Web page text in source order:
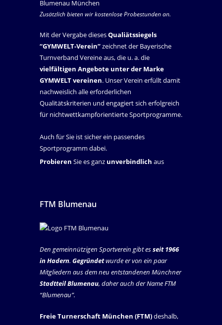
Zusätzlich bieten wir kostenlose Probestunden an.
Mit der Vergabe diesesQualiätssiegels
“GYMWELT-Verein”zeichnet der Bayerische
Turnverband Vereine aus, die u. a. die
vielfältigen Angebote unter der Marke
GYMWELT vereinen. Unser Verein erfüllt damit
nachweislich alle erforderlichen
Qualitätskriterien und engagiert sich erfolgreich
für nichtwettkampforientierte Sportprogramme.
Auch für Sie ist sicher ein passendes
Sportprogramm dabei.
Probieren Sie es ganz unverbindlich aus
FTM Blumenau
Den gemeinnützigen Sportverein gibt esseit 1966
in Hadern. Gegründetwurde er von ein paar
Mitgliedern aus dem neu entstandenen Münchner
Stadtteil Blumenau, daher auch der Name FTM
“Blumenau”.
Freie Turnerschaft München (FTM)deshalb,